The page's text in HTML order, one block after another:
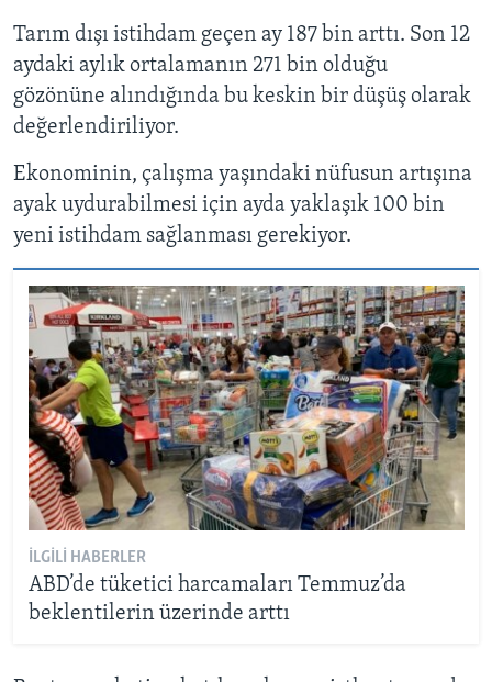
Tarım dışı istihdam geçen ay 187 bin arttı. Son 12
aydaki aylık ortalamanın 271 bin olduğu
gözönüne alındığında bu keskin bir düşüş olarak
değerlendiriliyor.
Ekonominin, çalışma yaşındaki nüfusun artışına
ayak uydurabilmesi için ayda yaklaşık 100 bin
yeni istihdam sağlanması gerekiyor.
İLGILI HABERLER
ABD’de tüketici harcamaları Temmuz’da
beklentilerin üzerinde arttı